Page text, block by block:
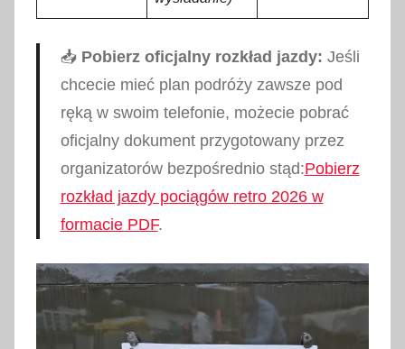
📥 Pobierz oficjalny rozkład jazdy: Jeśli
chcecie mieć plan podróży zawsze pod
ręką w swoim telefonie, możecie pobrać
oficjalny dokument przygotowany przez
organizatorów bezpośrednio stąd:Pobierz
rozkład jazdy pociągów retro 2026 w
formacie PDF.